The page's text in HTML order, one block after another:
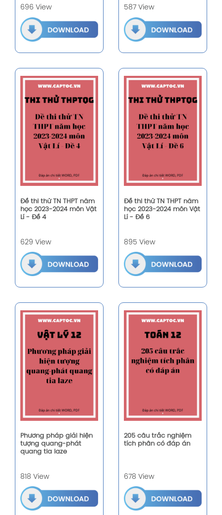
696 View 587 View
Đề thi thử TN THPT năm
học 2023-2024 môn Vật
Lí - Đề 4
629 View
Đề thi thử TN THPT năm
học 2023-2024 môn Vật
Lí - Đề 6
895 View
Phương pháp giải hiện
tượng quang-phát
quang tia laze
818 View
205 câu trắc nghiệm
tích phân có đáp án
678 View